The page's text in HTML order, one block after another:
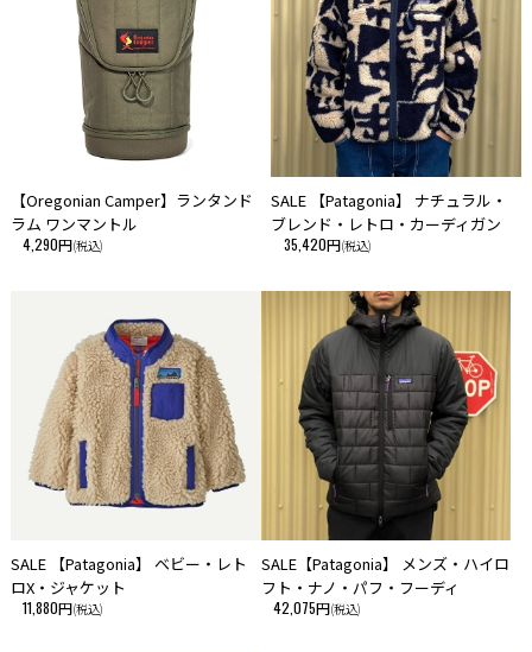
【Oregonian Camper】ランタンド
ラム ワンマントル
4,290円(税込)
SALE 【Patagonia】 ナチュラル・
ブレンド・レトロ・カーディガン
35,420円(税込)
SALE 【Patagonia】 ベビー・レト
ロX・ジャケット
11,880円(税込)
SALE【Patagonia】 メンズ・ハイロ
フト・ナノ・パフ・フーディ
42,075円(税込)